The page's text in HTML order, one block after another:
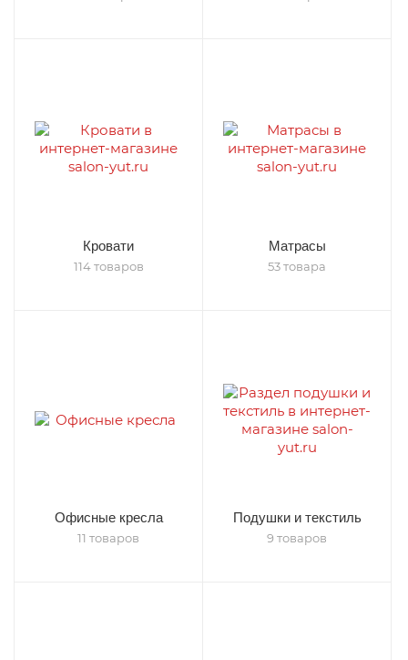
Кровати
114 товаров
Матрасы
53 товара
Офисные кресла
11 товаров
Подушки и текстиль
9 товаров